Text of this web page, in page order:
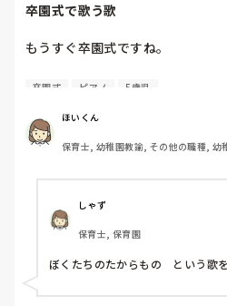
卒園式で歌う歌
もうすぐ卒園式ですね。
園内では少しずつ卒園式の練習も
毎年、子どもたちの気持ちが素直
していますが、そろそろレパー
卒園式 ピアノ 5歳児
ほいくん
保育士, 幼稚園教諭, その他の職種, 幼
しゃず
保育士, 保育園
ぼくたちのたからもの　という歌